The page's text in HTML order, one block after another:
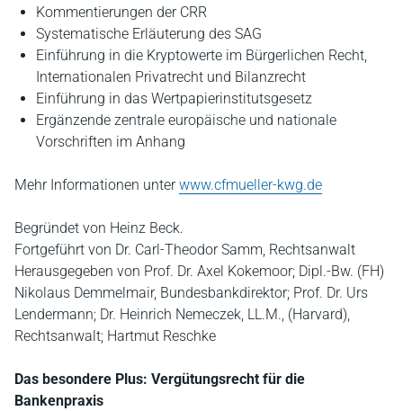
Kommentierungen der CRR
Systematische Erläuterung des SAG
Einführung in die Kryptowerte im Bürgerlichen Recht,
Internationalen Privatrecht und Bilanzrecht
Einführung in das Wertpapierinstitutsgesetz
Ergänzende zentrale europäische und nationale
Vorschriften im Anhang
Mehr Informationen unterwww.cfmueller-kwg.de
Begründet von Heinz Beck.
Fortgeführt von Dr. Carl-Theodor Samm, Rechtsanwalt
Herausgegeben von Prof. Dr. Axel Kokemoor; Dipl.-Bw. (FH)
Nikolaus Demmelmair, Bundesbankdirektor; Prof. Dr. Urs
Lendermann; Dr. Heinrich Nemeczek, LL.M., (Harvard),
Rechtsanwalt; Hartmut Reschke
Das besondere Plus: Vergütungsrecht für die
Bankenpraxis